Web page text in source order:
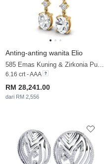
Anting-anting wanita Elio
585 Emas Kuning & Zirkonia Putih & Berlian
6.16 crt - AAA
RM 28,241.00
dari RM 2,556